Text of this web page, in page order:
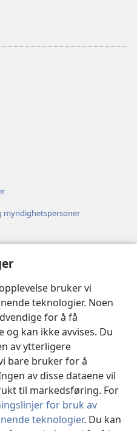
bruker vi
teknologier. Noen
for å få
kan ikke avvises. Du
av ytterligere
bare bruker for å
av disse dataene vil
til markedsføring. For
for bruk av
teknologier. Du kan
myndighetspersoner